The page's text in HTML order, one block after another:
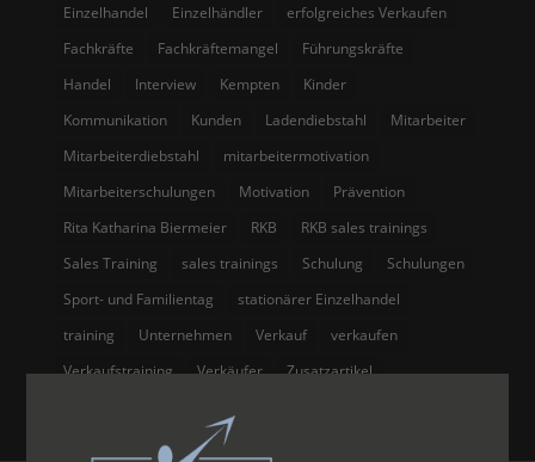
Einzelhandel
Einzelhändler
erfolgreiches Verkaufen
Fachkräfte
Fachkräftemangel
Führungskräfte
Handel
Interview Kempten
Kinder
Kommunikation
Kunden Ladendiebstahl
Mitarbeiter
Mitarbeiterdiebstahl
mitarbeitermotivation
Mitarbeiterschulungen
Motivation
Prävention
Rita Katharina Biermeier
RKB
RKB sales trainings
Sales Training
sales trainings Schulung
Schulungen
Sport- und Familientag
stationärer Einzelhandel
training
Unternehmen Verkauf
verkaufen
Verkaufstraining
Verkäufer Zusatzartikel